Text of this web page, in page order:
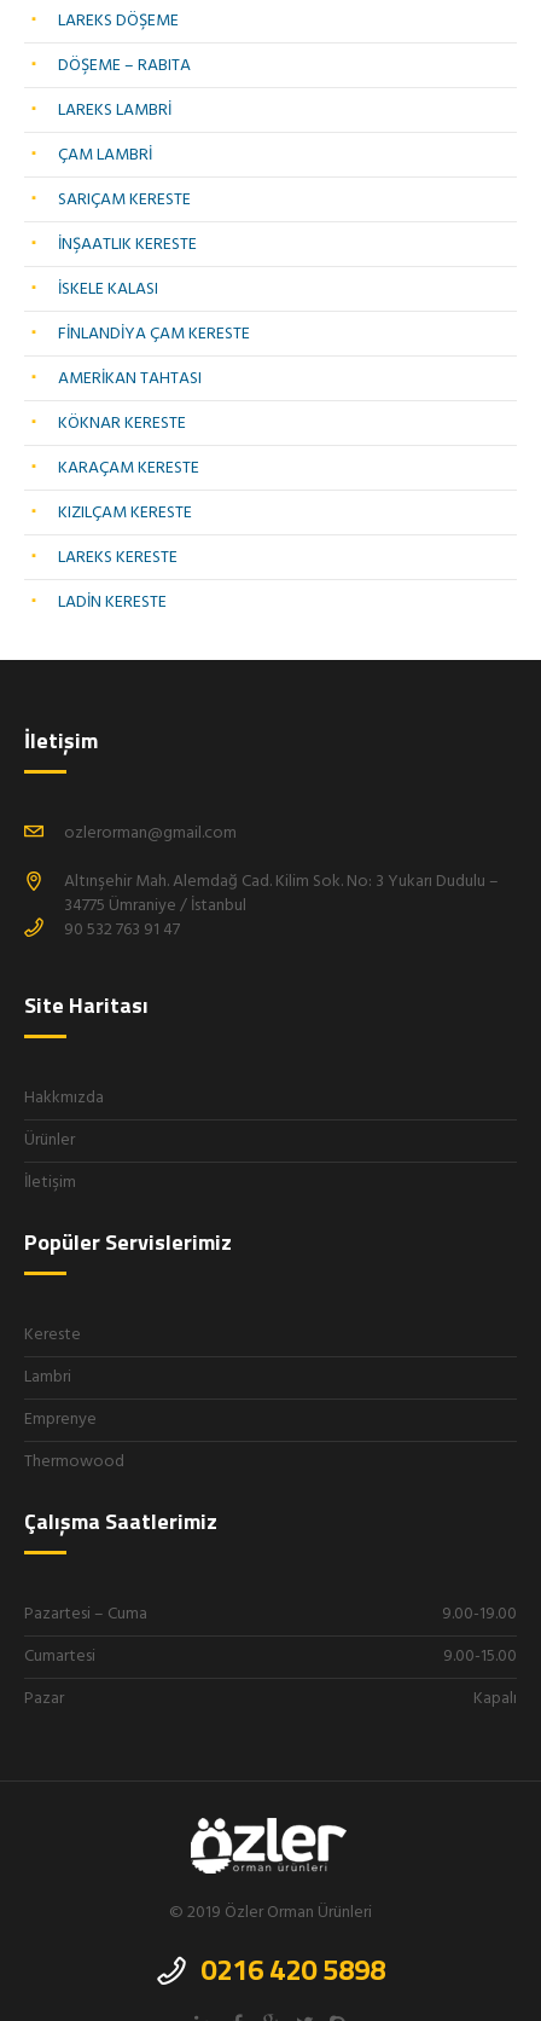
LAREKS DÖŞEME
DÖŞEME – RABITA
LAREKS LAMBRİ
ÇAM LAMBRİ
SARIÇAM KERESTE
İNŞAATLIK KERESTE
İSKELE KALASI
FİNLANDİYA ÇAM KERESTE
AMERİKAN TAHTASI
KÖKNAR KERESTE
KARAÇAM KERESTE
KIZILÇAM KERESTE
LAREKS KERESTE
LADİN KERESTE
İletişim
ozlerorman@gmail.com
Altınşehir Mah. Alemdağ Cad. Kilim Sok. No: 3 Yukarı Dudulu –
34775 Ümraniye / İstanbul
90 532 763 91 47
Site Haritası
Hakkmızda
Ürünler
İletişim
Popüler Servislerimiz
Kereste
Lambri
Emprenye
Thermowood
Çalışma Saatlerimiz
Pazartesi – Cuma
9.00-19.00
Cumartesi
9.00-15.00
Pazar
Kapalı
© 2019 Özler Orman Ürünleri
0216 420 5898